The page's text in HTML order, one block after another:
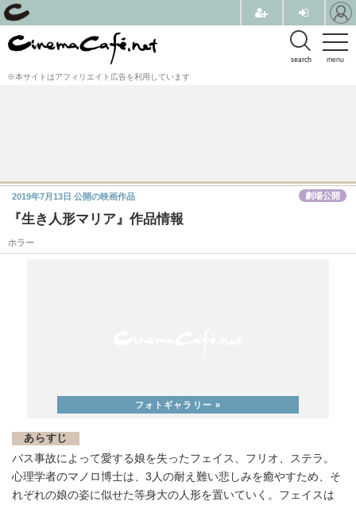
menu
search
※本サイトはアフィリエイト広告を利用しています
『生き人形マリア』作品情報
ホラー
2019年7月13日 公開の映画作品 劇場公開
あらすじ
バス事故によって愛する娘を失ったフェイス、フリオ、ステラ。
心理学者のマノロ博士は、3人の耐え難い悲しみを癒やすため、そ
れぞれの娘の姿に似せた等身大の人形を置いていく。フェイスは